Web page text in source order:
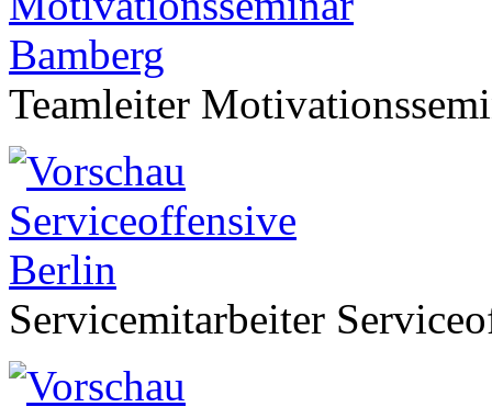
Teamleiter
Servicemitarbeiter